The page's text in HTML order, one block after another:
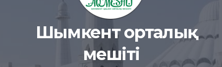
Шымкент орталық
мешіті